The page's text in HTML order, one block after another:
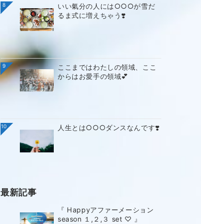
8
いい氣分の人には○○○が雪だ
るま式に増えちゃう❣️
9
ここまではわたしの領域、ここ
からはお愛手の領域💕
10 人生とは○○○ダンスなんです❣️
最新記事
『 Happyアファーメーション
season １,２,３ set ♡ 』